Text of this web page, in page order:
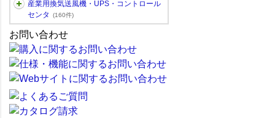
産業用換気送風機・UPS・コントロール
センタ
(160件)
お問い合わせ